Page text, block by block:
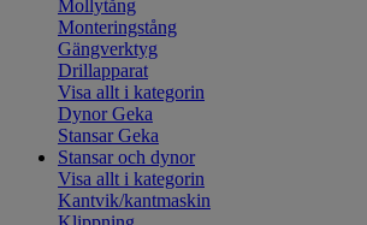
Mollytång
Monteringstång
Gängverktyg
Drillapparat
Visa allt i kategorin
Dynor Geka
Stansar Geka
Stansar och dynor
Visa allt i kategorin
Kantvik/kantmaskin